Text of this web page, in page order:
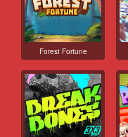
Forest Fortune